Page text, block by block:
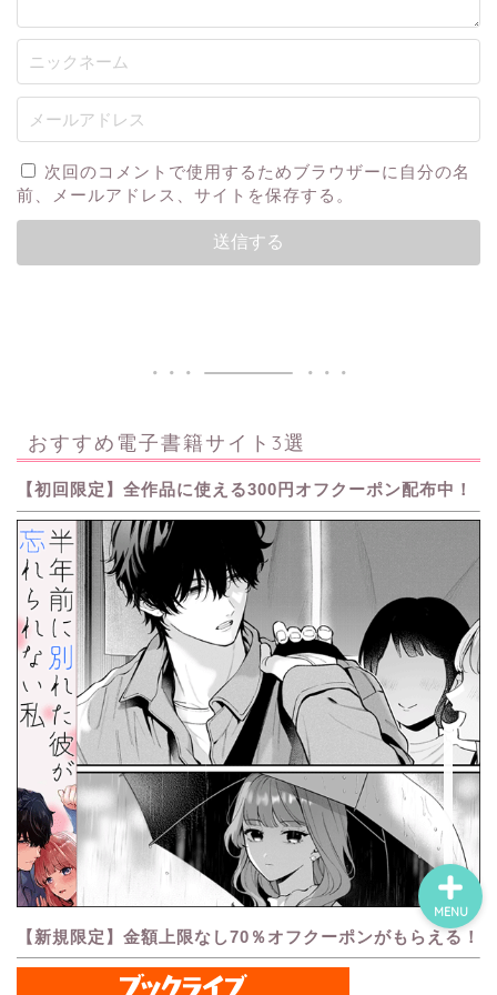
次回のコメントで使用するためブラウザーに自分の名
前、メールアドレス、サイトを保存する。
おすすめ電子書籍サイト3選
【初回限定】全作品に使える300円オフクーポン配布中！
【新規限定】金額上限なし70％オフクーポンがもらえる！
MENU
ホーム
ネタバレ・感想
無料で読める漫画・小説
漫画・小説新刊情報